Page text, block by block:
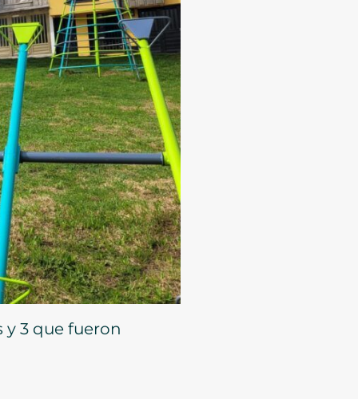
y 3 que fueron